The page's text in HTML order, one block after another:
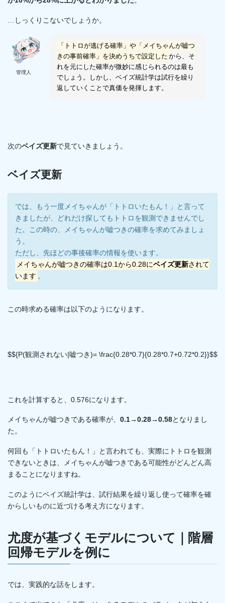
…しっくりこないでしょうか。
管理人
「トトロが逃げる確率」や「メイちゃんが嘘つ
きの事前確率」を決めうちで設定した から、そ
れを元にした確率が微妙に感じられるのは最も
でしょう。しかし、ベイズ統計学は試行を繰り
返していくことで真価を発揮します。
次のベイズ更新で見ていきましょう。
ベイズ更新
では、もう一度メイちゃんが「トトロいたもん！」と言って
きましたが、どれだけ探してもトトロを観測できませんでし
た。この時の、メイちゃんが嘘つきの確率を求めてみましょ
う。
ただし、先ほどの事後確率の情報を使います。
メイちゃんが嘘つきの確率は0.1から0.28にベイズ更新されて
います 。
この時求める確率は以下のようになります。
$${P(観測されない|嘘つき)= \frac{0.28*0.7}{0.28*0.7+0.72*0.2}}$$
これを計算すると、0.576になります。
メイちゃんが嘘つきである確率が、 0.1→0.28→0.58となりまし
た。
何回も「トトロいたもん！」と言われても、実際にトトロを観測
できないときは、メイちゃんが嘘つきである可能性がどんどん高
まることになりますね。
このようにベイズ統計学は、試行結果を繰り返し使って確率を確
からしいものに近づける考え方になります。
尤度が基づくモデルについて｜階層
回帰モデルを例に
では、実践的な話をします。